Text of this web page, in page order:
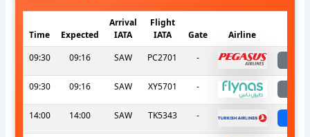
Time Expected
Arrival
IATA
Flight
IATA
Gate Airline
09:30
09:16 SAW PC2701 -
09:30 09:16 SAW XY5701 -
14:00 14:00 SAW TK5343 -